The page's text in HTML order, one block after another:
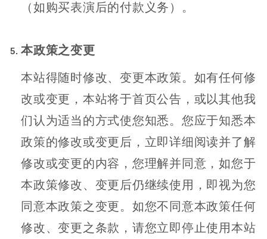
（如购买表演后的付款义务）。
本政策之变更
本站得随时修改、变更本政策。如有任何修
改或变更，本站将于首页公告，或以其他我
们认为适当的方式使您知悉。您应于知悉本
政策的修改或变更后，立即详细阅读并了解
修改或变更的内容，您理解并同意，如您于
本政策修改、变更后仍继续使用，即视为您
同意本政策之变更。如您不同意本政策任何
修改、变更之条款，请您立即停止使用本站